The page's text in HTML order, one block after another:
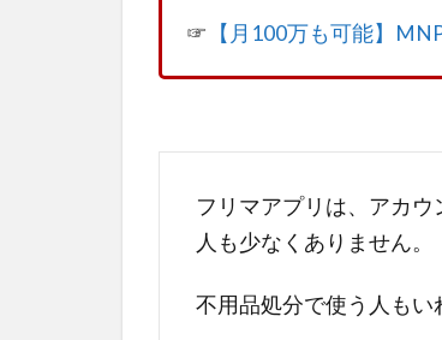
☞ 【月100万も可能】
フリマアプリは、アカ
人も少なくありません。
不用品処分で使う人もい